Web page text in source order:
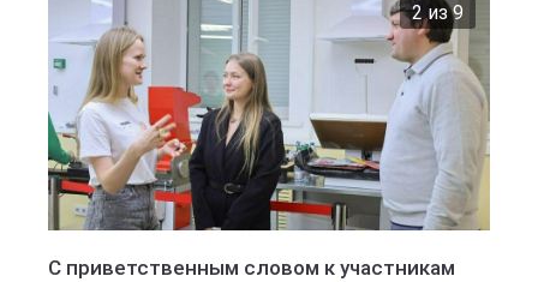
2 из 9
Куприт
С приветственным словом к участникам